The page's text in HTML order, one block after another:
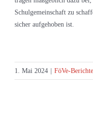
Schulgemeinschaft zu
sicher aufgehoben ist.
1. Mai 2024 FöVe-